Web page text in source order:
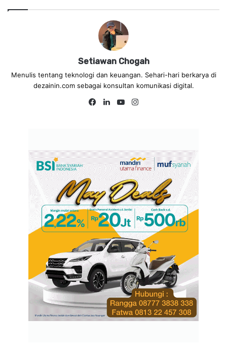
Setiawan Chogah
Menulis tentang teknologi dan keuangan. Sehari-hari berkarya di
dezainin.com sebagai konsultan komunikasi digital.
Fa
Lin
Yo